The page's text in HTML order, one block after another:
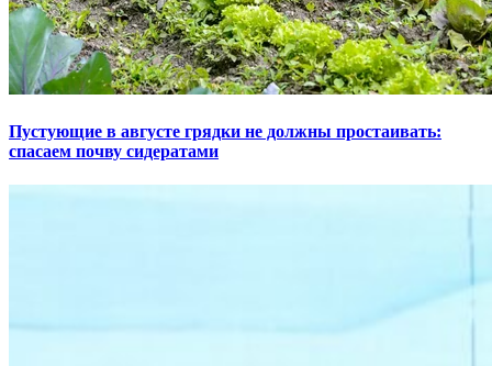
Пустующие в августе грядки не должны простаивать:
спасаем почву сидератами